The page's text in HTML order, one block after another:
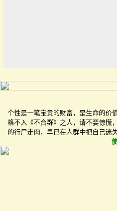
个性是一笔宝贵的财富，是生命的价
格不入《不合群》之人，请不要惊慌
的行尸走肉，早已在人群中把自己迷